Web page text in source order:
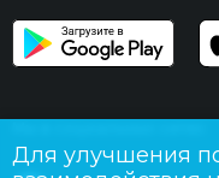
Для улучшения